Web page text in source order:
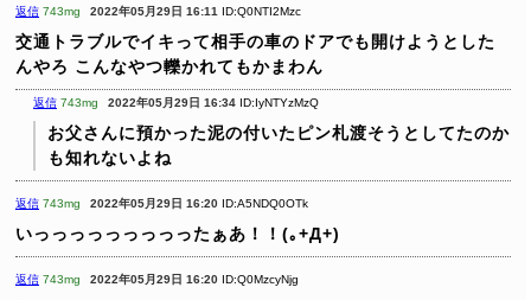
返信 743mg 2022年05月29日 16:11 ID:Q0NTI2Mzc
交通トラブルでイキって相手の車のドアでも開けようとした
んやろ こんなやつ轢かれてもかまわん
返信 743mg 2022年05月29日 16:34 ID:IyNTYzMzQ
お父さんに預かった泥の付いたピン札渡そうとしてたのか
も知れないよね
返信 743mg 2022年05月29日 16:20 ID:A5NDQ0OTk
いっっっっっっっっったぁあ！！(｡+Д+)
返信 743mg 2022年05月29日 16:20 ID:Q0MzcyNjg